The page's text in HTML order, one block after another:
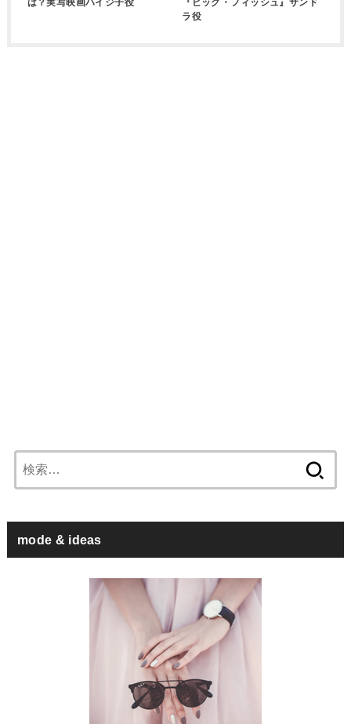
は？実写映画ハイジ子役
『ビッグ・フィッシュ』サンド
ラ役
索:
mode & ideas